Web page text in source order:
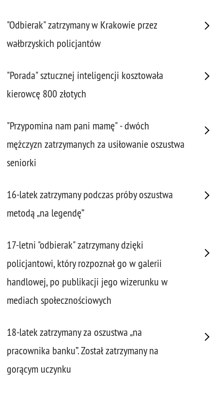
"Odbierak" zatrzymany w Krakowie przez
wałbrzyskich policjantów
"Porada" sztucznej inteligencji kosztowała
kierowcę 800 złotych
"Przypomina nam pani mamę" - dwóch
mężczyzn zatrzymanych za usiłowanie oszustwa
seniorki
16-latek zatrzymany podczas próby oszustwa
metodą „na legendę”
17-letni "odbierak" zatrzymany dzięki
policjantowi, który rozpoznał go w galerii
handlowej, po publikacji jego wizerunku w
mediach społecznościowych
18-latek zatrzymany za oszustwa „na
pracownika banku”. Został zatrzymany na
gorącym uczynku